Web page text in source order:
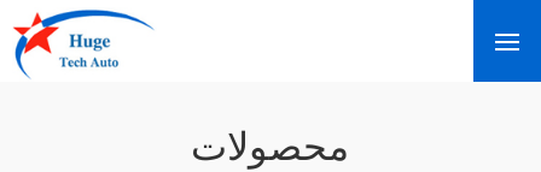
محصولات